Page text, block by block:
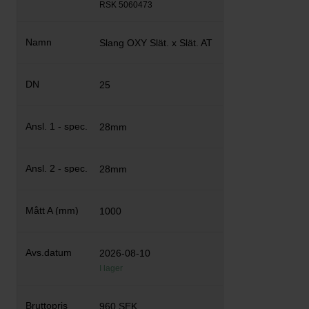
RSK 5060473
Slang OXY Slät. x Slät. AT
25
28mm
28mm
1000
2026-08-10
I lager
960 SEK